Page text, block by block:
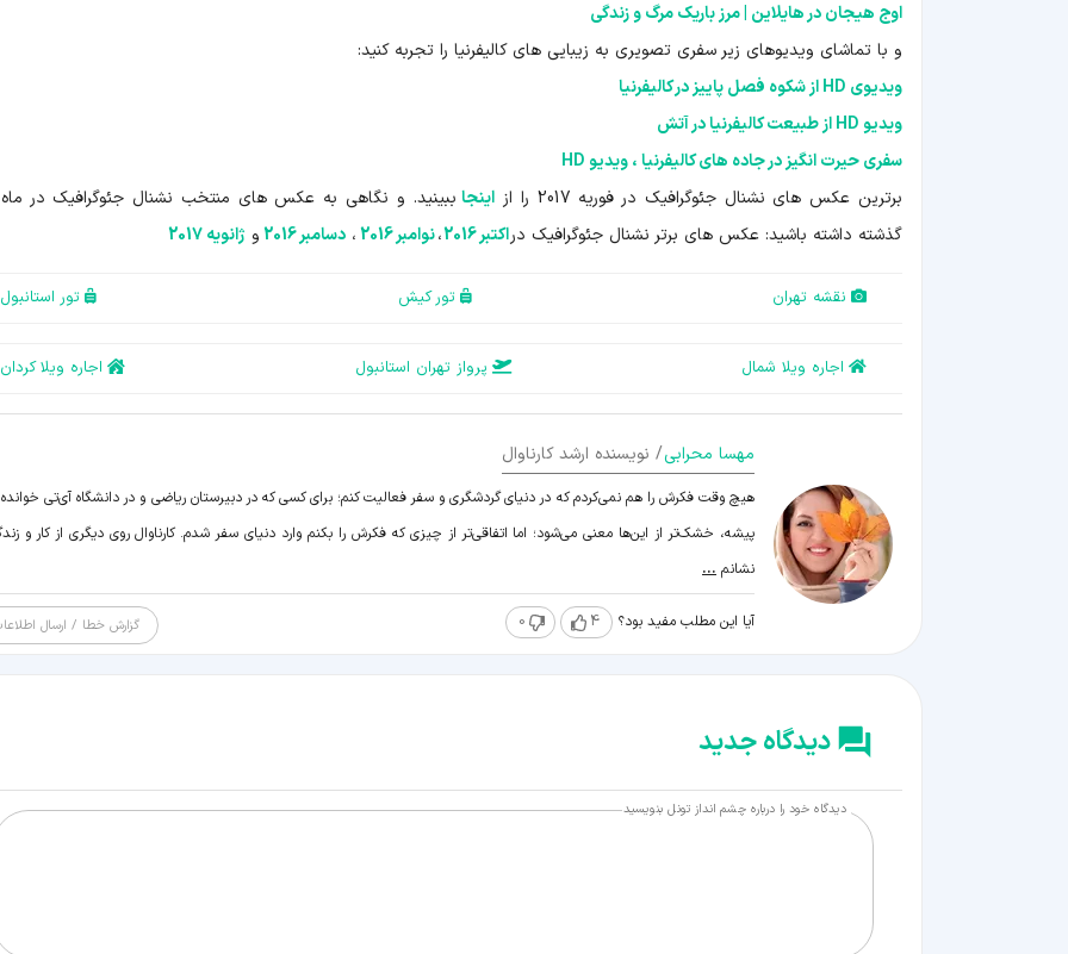
اوج هیجان در هایلاین | مرز باریک مرگ و زندگی
و با تماشای ویدیوهای زیر سفری تصویری به زیبایی های کالیفرنیا را تجربه کنید:
ویدیوی HD از شکوه فصل پاییز در کالیفرنیا
ویدیو HD از طبیعت کالیفرنیا در آتش
سفری حیرت انگیز در جاده های کالیفرنیا ، ویدیو HD
برترین عکس های نشنال جئوگرافیک در فوریه 2017 را از
اینجا ببینید. و نگاهی به عکس های منتخب نشنال جئوگرافیک در
گذشته داشته باشید: عکس های برتر نشنال جئوگرافیک دراکتبر 2016 ،نوامبر 2016 ، دسامبر 2016 و ژانویه 2017
نقشه تهران تور کیش تور استانبول
اجاره ویلا شمال پرواز تهران استانبول اجاره ویلا کردان
مهسا محرابی/ نویسنده ارشد کارناوال
هیچ وقت فکرش را هم نمی‌کردم که در دنیای گردشگری و سفر فعالیت کنم؛ برای کسی که در دبیرستان ریاضی و در دانشگاه آی‌تی خوانده
پیشه، خشک‌تر از این‌ها معنی می‌شود؛ اما اتفاقی‌تر از چیزی که فکرش را بکنم وارد دنیای سفر شدم. کارناوال روی دیگری از کار و
نشانم ...
آیا این مطلب مفید بود؟ 4
0 گزارش خطا / ارسال
دیدگاه جدید
دیدگاه خود را درباره چشم انداز تونل بنویسید